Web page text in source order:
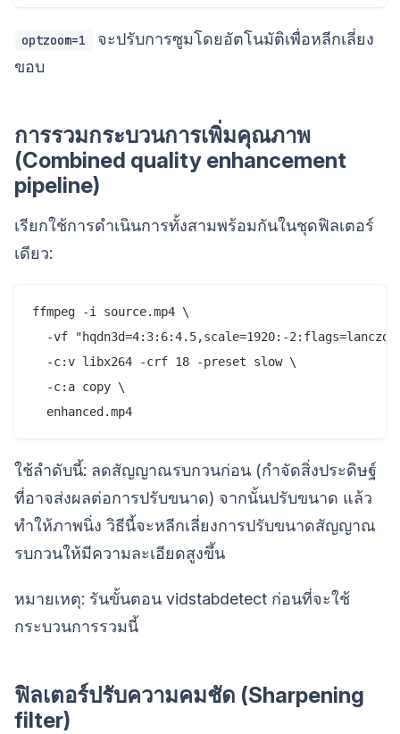
optzoom=1
จะปรับการซูมโดยอัตโนมัติเพื่อหลีกเลี่ยง
ขอบ
การรวมกระบวนการเพิ่มคุณภาพ
(Combined quality enhancement
pipeline)
เรียกใช้การดำเนินการทั้งสามพร้อมกันในชุดฟิลเตอร์
เดียว:
ffmpeg -i source.mp4 \
-vf "hqdn3d=4:3:6:4.5,scale=1920:-
  -c:v libx264 -crf 18 -preset slow \
  -c:a copy \
ใช้ลำดับนี้: ลดสัญญาณรบกวนก่อน (กำจัดสิ่งประดิษฐ์
ที่อาจส่งผลต่อการปรับขนาด) จากนั้นปรับขนาด แล้ว
ทำให้ภาพนิ่ง วิธีนี้จะหลีกเลี่ยงการปรับขนาดสัญญาณ
รบกวนให้มีความละเอียดสูงขึ้น
หมายเหตุ: รันขั้นตอน vidstabdetect ก่อนที่จะใช้
กระบวนการรวมนี้
ฟิลเตอร์ปรับความคมชัด (Sharpening
filter)